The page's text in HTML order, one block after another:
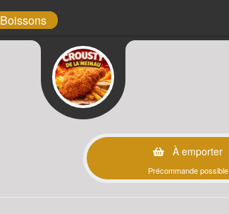
Boissons
À emporter
Précommande possible